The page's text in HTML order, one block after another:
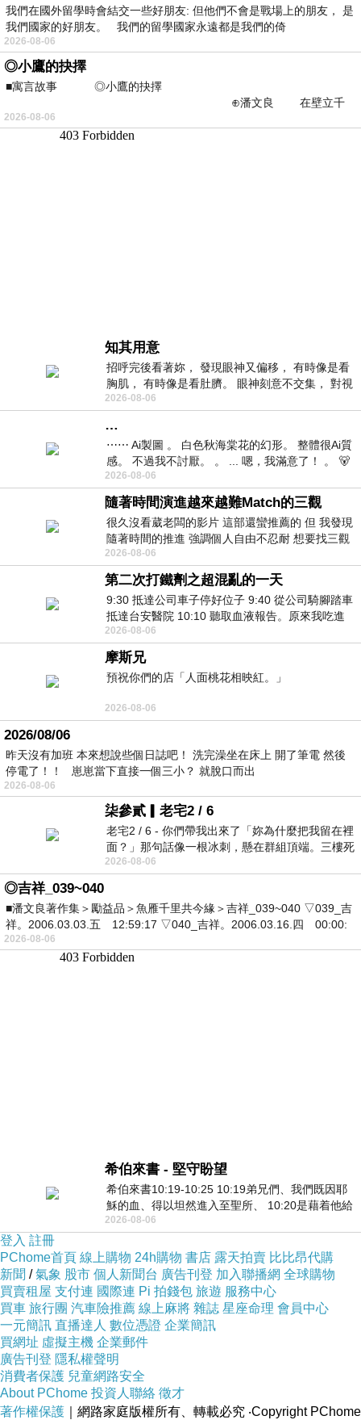
我們在國外留學時會結交一些好朋友: 但他們不會是戰場上的朋友， 是
我們國家的好朋友。 我們的留學國家永遠都是我們的倚
2026-08-06
◎小鷹的抉擇
■寓言故事 ◎小鷹的抉擇
⊕潘文良 在壁立千
仞的懸崖上，有一座遮天蔽
2026-08-06
知其用意
招呼完後看著妳， 發現眼神又偏移， 有時像是看
胸肌， 有時像是看肚臍。 眼神刻意不交集， 對視
視線不對齊， 讓我很難不
2026-08-06
…
⋯⋯ Ai製圖 。 白色秋海棠花的幻形。 整體很Ai質
感。 不過我不討厭。 。 ... 嗯，我滿意了！ 。 🐻
昨中
2026-08-06
隨著時間演進越來越難Match的三觀
很久沒看葳老闆的影片 這部還蠻推薦的 但 我發現
隨著時間的推進 強調個人自由不忍耐 想要找三觀
接近的不要說對象 連朋友都超
2026-08-06
第二次打鐵劑之超混亂的一天
9:30 抵達公司車子停好位子 9:40 從公司騎腳踏車
抵達台安醫院 10:10 聽取血液報告。原來我吃進
去的 B12 彌可保並非沒有吸收而是超
2026-08-06
摩斯兄
預祝你們的店「人面桃花相映紅。」
2026-08-06
2026/08/06
昨天沒有加班 本來想說些個日誌吧！ 洗完澡坐在床上 開了筆電 然後
停電了！！ 崽崽當下直接一個三小？ 就脫口而出
2026-08-06
柒參貳▎老宅2 / 6
老宅2 / 6 - 你們帶我出來了「妳為什麼把我留在裡
面？」那句話像一根冰刺，懸在群組頂端。三樓死
死盯著照片裡的人。那個人確實站在
2026-08-06
◎吉祥_039~040
■潘文良著作集＞勵益品＞魚雁千里共今緣＞吉祥_039~040 ▽039_吉
祥。2006.03.03.五 12:59:17 ▽040_吉祥。2006.03.16.四 00:00:
2026-08-06
希伯來書 - 堅守盼望
希伯來書10:19-10:25 10:19弟兄們、我們既因耶
穌的血、得以坦然進入至聖所、 10:20是藉着他給
我們開了一條又新又活的路從幔子經過
2026-08-06
登入 註冊
PChome首頁 線上購物 24h購物 書店 露天拍賣 比比昂代購
新聞 / 氣象 股市 個人新聞台 廣告刊登 加入聯播網 全球購物
買賣租屋 支付連 國際連 Pi 拍錢包 旅遊 服務中心
買車 旅行團 汽車險推薦 線上麻將 雜誌 星座命理 會員中心
一元簡訊 直播達人 數位憑證 企業簡訊
買網址 虛擬主機 企業郵件
廣告刊登 隱私權聲明
消費者保護 兒童網路安全
About PChome 投資人聯絡 徵才
著作權保護 ｜網路家庭版權所有、轉載必究 ‧Copyright PChome